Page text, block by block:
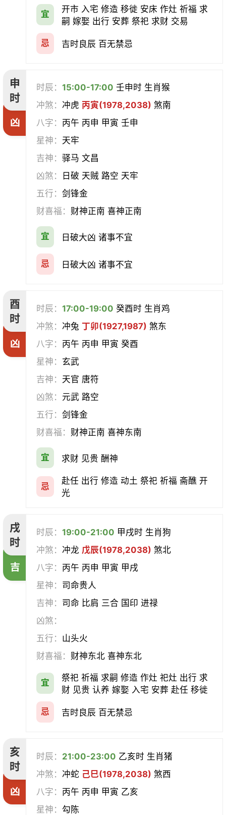
宜
开市 入宅 修造 移徙 安床 作灶 祈福 求
嗣 嫁娶 出行 安葬 祭祀 求财 交易
忌 吉时良辰 百无禁忌
申
时
凶
时辰：15:00-17:00 壬申时 生肖猴
冲煞：冲虎 丙寅(1978,2038) 煞南
八字： 丙午 丙申 甲寅 壬申
星神： 天牢
吉神：驿马 文昌
凶煞：
日破 天贼 路空 天牢
五行：剑锋金
财喜福： 财神正南 喜神正南
宜 日破大凶 诸事不宜
忌 日破大凶 诸事不宜
酉
时
凶
时辰：17:00-19:00 癸酉时 生肖鸡
冲煞：冲兔 丁卯(1927,1987) 煞东
八字： 丙午 丙申 甲寅 癸酉
星神： 玄武
吉神： 天官 唐符
凶煞： 元武 路空
五行：剑锋金
财喜福： 财神正南 喜神东南
宜 求财 见贵 酬神
忌
赴任 出行 修造 动土 祭祀 祈福 斋醮 开
光
戌
时
吉
时辰：19:00-21:00 甲戌时 生肖狗
冲煞：冲龙 戊辰(1978,2038) 煞北
八字： 丙午 丙申 甲寅 甲戌
星神： 司命贵人
吉神： 司命 比肩 三合 国印 进禄
凶煞：
五行： 山头火
财喜福： 财神东北 喜神东北
宜
祭祀 祈福 求嗣 修造 作灶 祀灶 出行 求
财 见贵 认养 嫁娶 入宅 安葬 赴任 移徙
忌 吉时良辰 百无禁忌
亥
时
凶
时辰： 21:00-23:00 乙亥时 生肖猪
冲煞：冲蛇 己巳(1978,2038) 煞西
八字： 丙午 丙申 甲寅 乙亥
星神： 勾陈